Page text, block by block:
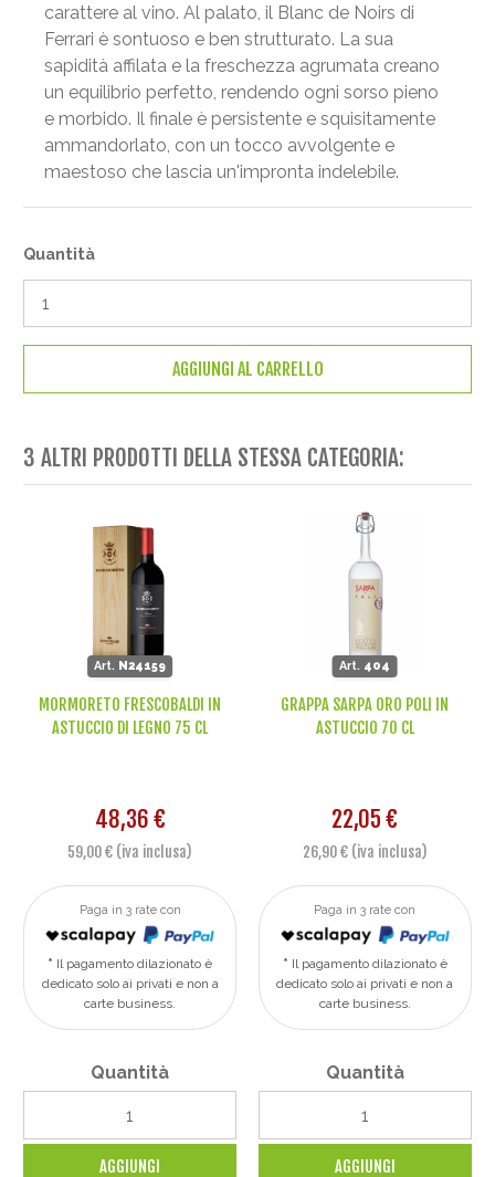
carattere al vino. Al palato, il Blanc de Noirs di
Ferrari è sontuoso e ben strutturato. La sua
sapidità affilata e la freschezza agrumata creano
un equilibrio perfetto, rendendo ogni sorso pieno
e morbido. Il finale è persistente e squisitamente
ammandorlato, con un tocco avvolgente e
maestoso che lascia un'impronta indelebile.
Quantità
AGGIUNGI AL CARRELLO
3 ALTRI PRODOTTI DELLA STESSA CATEGORIA:
Art. N24159
MORMORETO FRESCOBALDI IN
ASTUCCIO DI LEGNO 75 CL
48,36 €
59,00 € (iva inclusa)
Paga in 3 rate con
Il pagamento dilazionato è
dedicato solo ai privati e non a
carte business.
Quantità
AGGIUNGI
Art. 404
GRAPPA SARPA ORO POLI IN
ASTUCCIO 70 CL
22,05 €
26,90 € (iva inclusa)
Paga in 3 rate con
Il pagamento dilazionato è
dedicato solo ai privati e non a
carte business.
Quantità
AGGIUNGI